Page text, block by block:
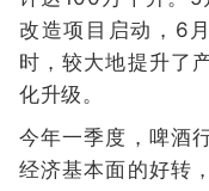
改造项目启动，6
时，较大地提升了
化升级。
今年一季度，啤酒
经济基本面的好转